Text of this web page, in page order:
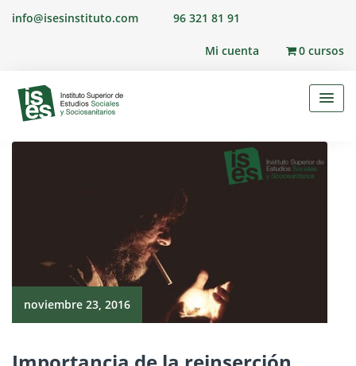
Skipinfo@isesinstituto.com 96 321 81 91
Mi cuenta 0 cursos
noviembre 23, 2016